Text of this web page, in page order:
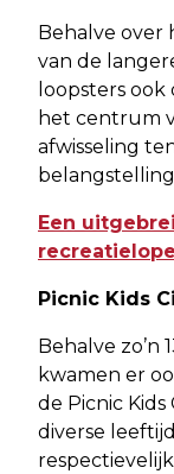
Behalve
van de
loopsters
het centrum
afwisseling
Een
Picnic Kids
Behalve zo’n
kwamen er
de Picnic
diverse